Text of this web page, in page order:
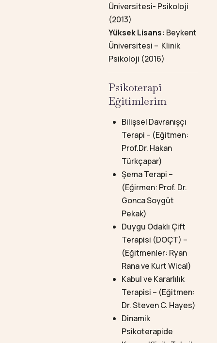
Üniversitesi- Psikoloji
(2013)
Yüksek Lisans: Beykent
Üniversitesi – Klinik
Psikoloji (2016)
Psikoterapi
Eğitimlerim
Bilişsel Davranışçı
Terapi – (Eğitmen:
Prof.Dr. Hakan
Türkçapar)
Şema Terapi –
(Eğirmen: Prof. Dr.
Gonca Soygüt
Pekak)
Duygu Odaklı Çift
Terapisi (DOÇT) –
(Eğitmenler: Ryan
Rana ve Kurt Wical)
Kabul ve Kararlılık
Terapisi – (Eğitmen:
Dr. Steven C. Hayes)
Dinamik
Psikoterapide